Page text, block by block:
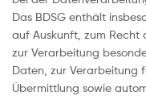
Das BDSG enthält
auf Auskunft, zum Recht
zur Verarbeitung
Daten, zur Verarbeitung
Übermittlung sowie